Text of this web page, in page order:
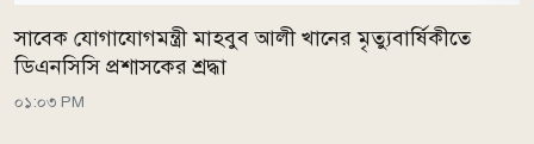
সাবেক যোগাযোগমন্ত্রী মাহবুব আলী খানের মৃত্যুবার্ষিকীতে
ডিএনসিসি প্রশাসকের শ্রদ্ধা
০১:০৩ PM